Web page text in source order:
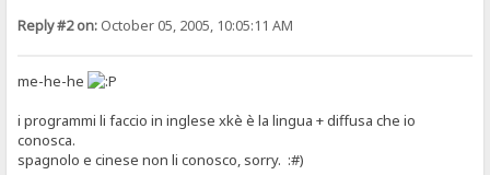
Reply #2 on: October 05, 2005, 10:05:11 AM
me-he-he
i programmi li faccio in inglese xkè è la lingua + diffusa che io
conosca.
spagnolo e cinese non li conosco, sorry. :#)